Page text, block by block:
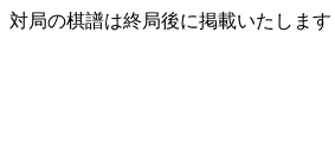
対局の棋譜は終局後に掲載いたします